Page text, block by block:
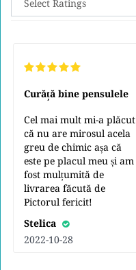
Curăță bine pensulele
Cel mai mult mi-a plăcut
că nu are mirosul acela
greu de chimic așa că
este pe placul meu și am
fost mulțumită de
livrarea făcută de
Pictorul fericit!
Stelica
2022-10-28